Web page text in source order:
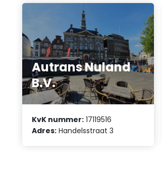
Autrans Nuland
B.V.
KvK nummer: 17119516
Adres: Handelsstraat 3